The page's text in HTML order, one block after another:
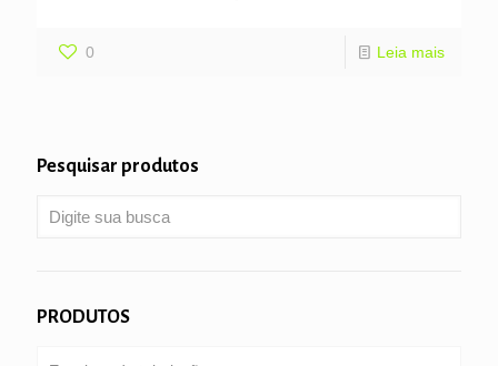
0 Leia mais
Pesquisar produtos
PRODUTOS